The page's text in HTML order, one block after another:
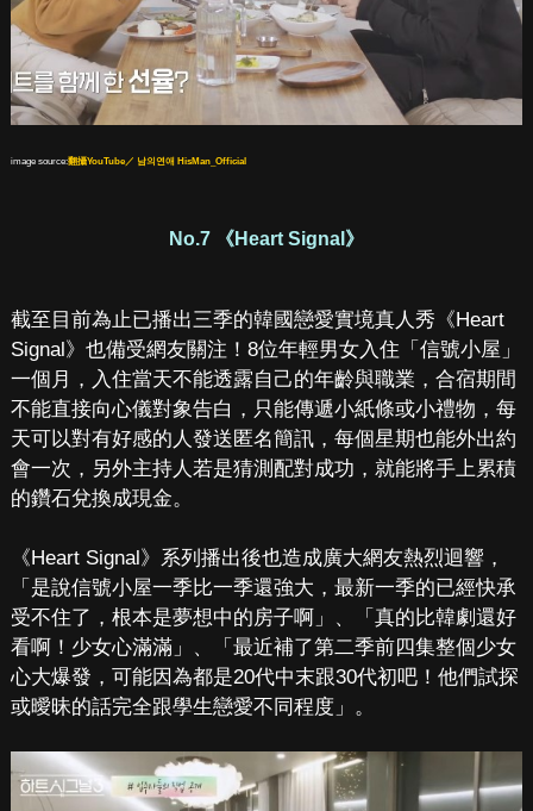
image source:翻攝YouTube／ 남의연애 HisMan_Official
No.7 《Heart Signal》
截至目前為止已播出三季的韓國戀愛實境真人秀《Heart
Signal》也備受網友關注！8位年輕男女入住「信號小屋」
一個月，入住當天不能透露自己的年齡與職業，合宿期間
不能直接向心儀對象告白，只能傳遞小紙條或小禮物，每
天可以對有好感的人發送匿名簡訊，每個星期也能外出約
會一次，另外主持人若是猜測配對成功，就能將手上累積
的鑽石兌換成現金。
《Heart Signal》系列播出後也造成廣大網友熱烈迴響，
「是說信號小屋一季比一季還強大，最新一季的已經快承
受不住了，根本是夢想中的房子啊」、「真的比韓劇還好
看啊！少女心滿滿」、「最近補了第二季前四集整個少女
心大爆發，可能因為都是20代中末跟30代初吧！他們試探
或曖昧的話完全跟學生戀愛不同程度」。